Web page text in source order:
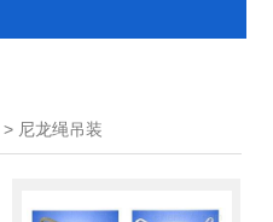
> 尼龙绳吊装